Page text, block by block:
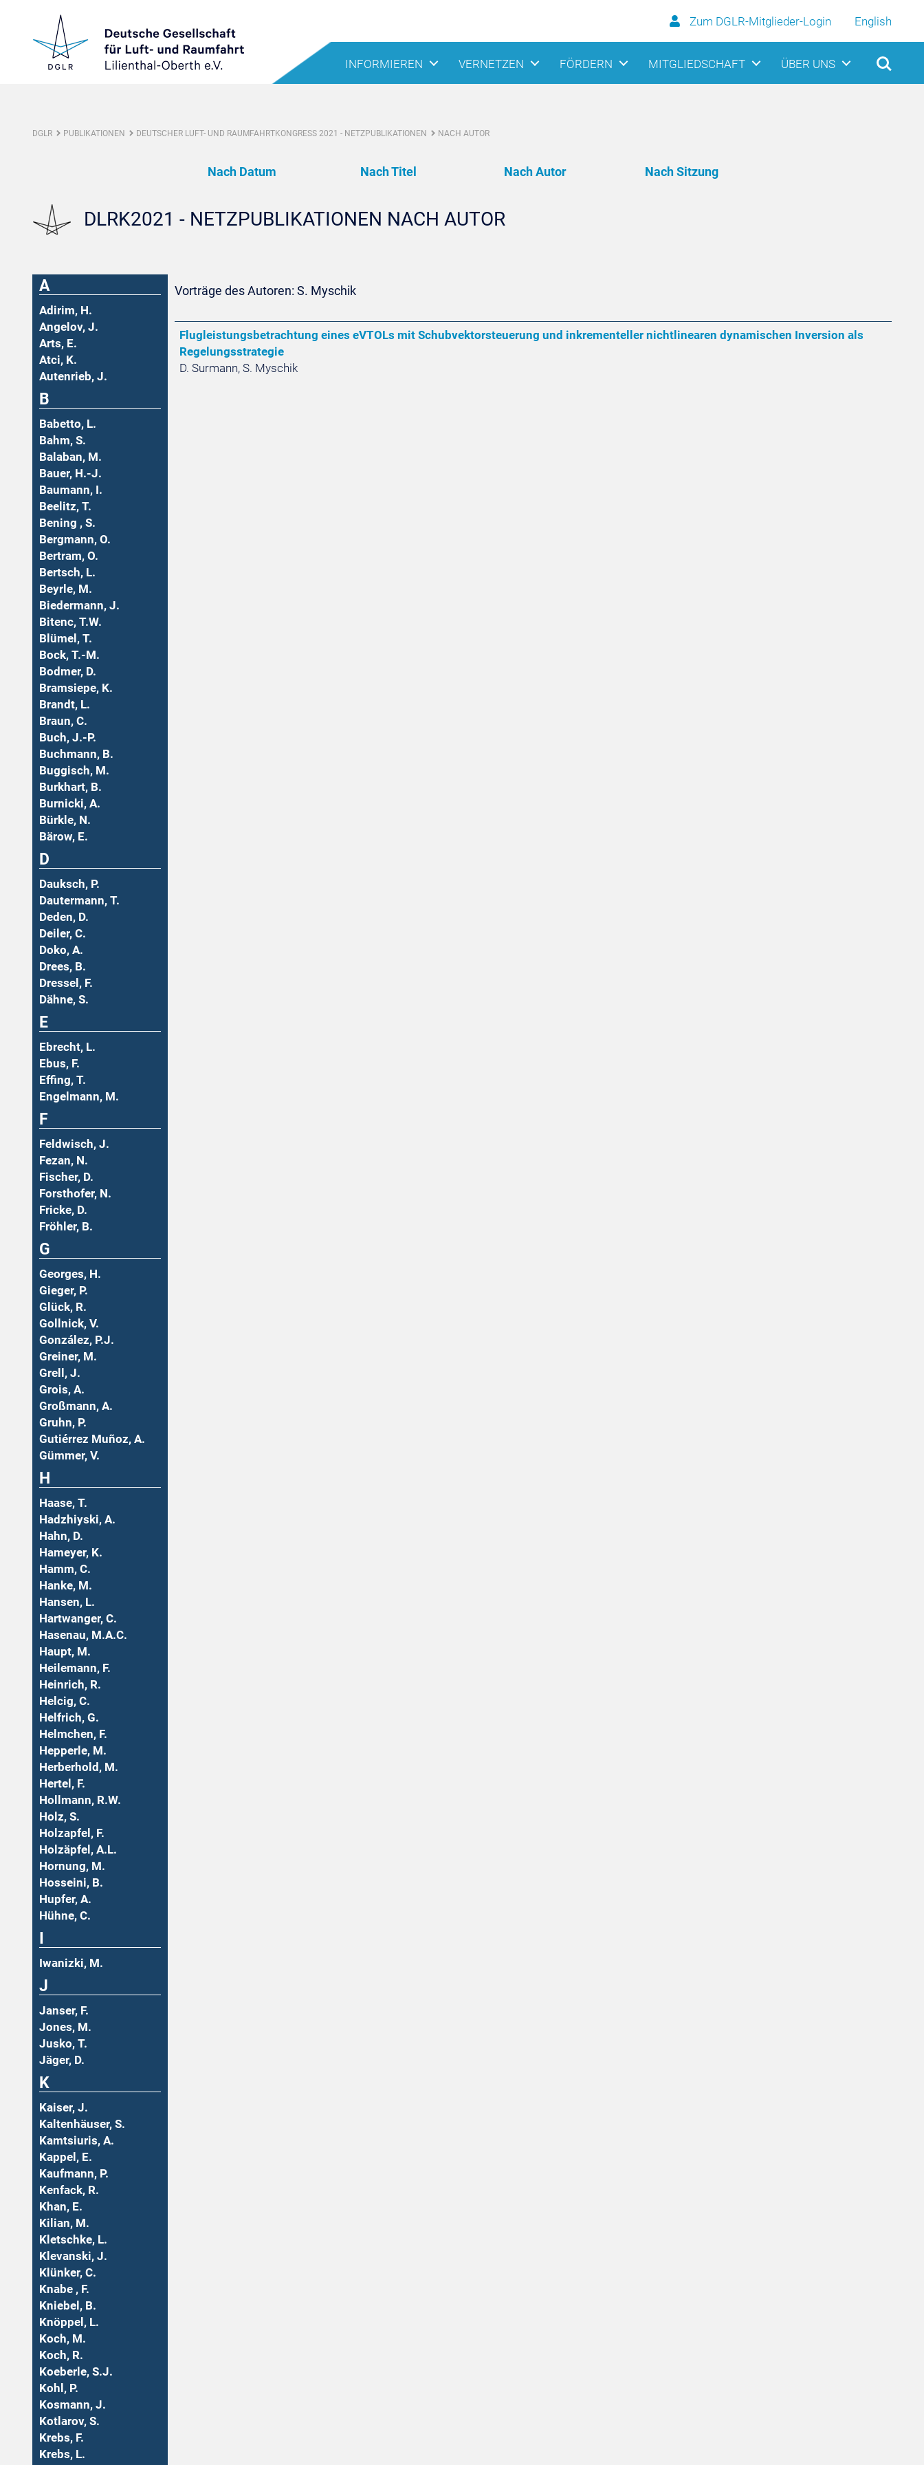
Zum DGLR-Mitglieder-Login English
INFORMIEREN VERNETZEN FÖRDERN MITGLIEDSCHAFT ÜBER UNS
DGLR PUBLIKATIONEN DEUTSCHER LUFT- UND RAUMFAHRTKONGRESS 2021 - NETZPUBLIKATIONEN NACH AUTOR
Nach Datum Nach Titel Nach Autor Nach Sitzung
DLRK2021 - NETZPUBLIKATIONEN NACH AUTOR
A
Adirim, H.
Angelov, J.
Arts, E.
Atci, K.
Autenrieb, J.
B
Babetto, L.
Bahm, S.
Balaban, M.
Bauer, H.-J.
Baumann, I.
Beelitz, T.
Bening , S.
Bergmann, O.
Bertram, O.
Bertsch, L.
Beyrle, M.
Biedermann, J.
Bitenc, T.W.
Blümel, T.
Bock, T.-M.
Bodmer, D.
Bramsiepe, K.
Brandt, L.
Braun, C.
Buch, J.-P.
Buchmann, B.
Buggisch, M.
Burkhart, B.
Burnicki, A.
Bürkle, N.
Bärow, E.
D
Dauksch, P.
Dautermann, T.
Deden, D.
Deiler, C.
Doko, A.
Drees, B.
Dressel, F.
Dähne, S.
E
Ebrecht, L.
Ebus, F.
Effing, T.
Engelmann, M.
F
Feldwisch, J.
Fezan, N.
Fischer, D.
Forsthofer, N.
Fricke, D.
Fröhler, B.
G
Georges, H.
Gieger, P.
Glück, R.
Gollnick, V.
González, P.J.
Greiner, M.
Grell, J.
Grois, A.
Großmann, A.
Gruhn, P.
Gutiérrez Muñoz, A.
Gümmer, V.
H
Haase, T.
Hadzhiyski, A.
Hahn, D.
Hameyer, K.
Hamm, C.
Hanke, M.
Hansen, L.
Hartwanger, C.
Hasenau, M.A.C.
Haupt, M.
Heilemann, F.
Heinrich, R.
Helcig, C.
Helfrich, G.
Helmchen, F.
Hepperle, M.
Herberhold, M.
Hertel, F.
Hollmann, R.W.
Holz, S.
Holzapfel, F.
Holzäpfel, A.L.
Hornung, M.
Hosseini, B.
Hupfer, A.
Hühne, C.
Iwanizki, M.
J
Janser, F.
Jones, M.
Jusko, T.
Jäger, D.
K
Kaiser, J.
Kaltenhäuser, S.
Kamtsiuris, A.
Kappel, E.
Kaufmann, P.
Kenfack, R.
Khan, E.
Kilian, M.
Kletschke, L.
Klevanski, J.
Klünker, C.
Knabe , F.
Kniebel, B.
Knöppel, L.
Koch, M.
Koch, R.
Koeberle, S.J.
Kohl, P.
Kosmann, J.
Kotlarov, S.
Krebs, F.
Krebs, L.
Vorträge des Autoren: S. Myschik
Flugleistungsbetrachtung eines eVTOLs mit Schubvektorsteuerung und inkrementeller nichtlinearen dynamischen Inversion als
Regelungsstrategie
D. Surmann, S. Myschik